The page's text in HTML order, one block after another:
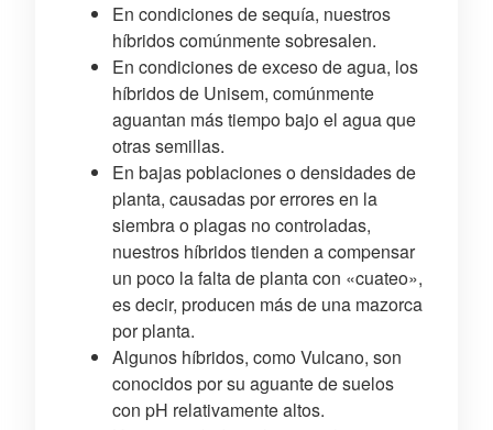
En condiciones de sequía, nuestros
híbridos comúnmente sobresalen.
En condiciones de exceso de agua, los
híbridos de Unisem, comúnmente
aguantan más tiempo bajo el agua que
otras semillas.
En bajas poblaciones o densidades de
planta, causadas por errores en la
siembra o plagas no controladas,
nuestros híbridos tienden a compensar
un poco la falta de planta con «cuateo»,
es decir, producen más de una mazorca
por planta.
Algunos híbridos, como Vulcano, son
conocidos por su aguante de suelos
con pH relativamente altos.